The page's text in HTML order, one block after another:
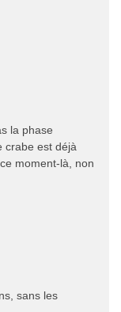
la phase
crabe est déjà
moment-là, non
sans les